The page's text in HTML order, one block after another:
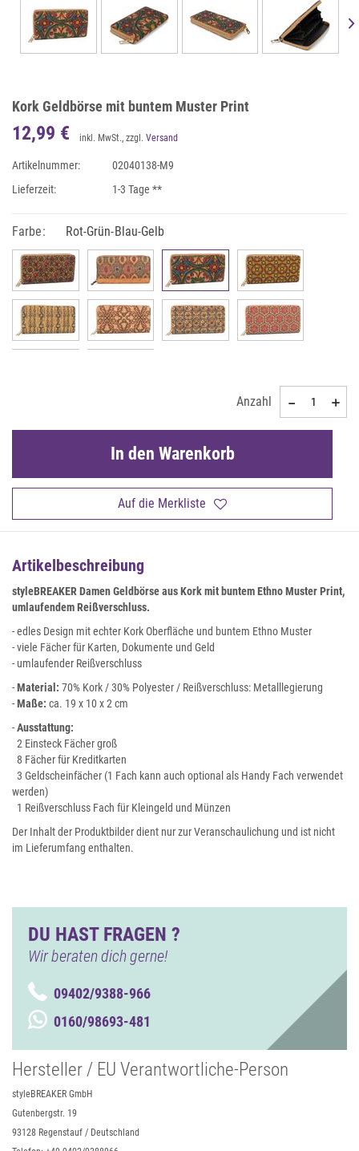
Kork Geldbörse mit buntem Muster Print
12,99 € inkl. MwSt., zzgl. Versand
Artikelnummer:
02040138-M9
Lieferzeit:
1-3 Tage **
Farbe: Rot-Grün-Blau-Gelb
Anzahl
Auf die Merkliste
In den Warenkorb
Artikelbeschreibung
styleBREAKER Damen Geldbörse aus Kork mit buntem Ethno Muster Print,
umlaufendem Reißverschluss.
- edles Design mit echter Kork Oberfläche und buntem Ethno Muster
- viele Fächer für Karten, Dokumente und Geld
- umlaufender Reißverschluss
-Material: 70% Kork / 30% Polyester / Reißverschluss: Metalllegierung
-Maße: ca. 19 x 10 x 2 cm
-Ausstattung:
2 Einsteck Fächer groß
8 Fächer für Kreditkarten
3 Geldscheinfächer (1 Fach kann auch optional als Handy Fach verwendet
werden)
1 Reißverschluss Fach für Kleingeld und Münzen
Der Inhalt der Produktbilder dient nur zur Veranschaulichung und ist nicht
im Lieferumfang enthalten.
DU HAST FRAGEN ?
Wir beraten dich gerne!
09402/9388-966
0160/98693-481
Hersteller / EU Verantwortliche-Person
styleBREAKER GmbH
Gutenbergstr. 19
93128 Regenstauf / Deutschland